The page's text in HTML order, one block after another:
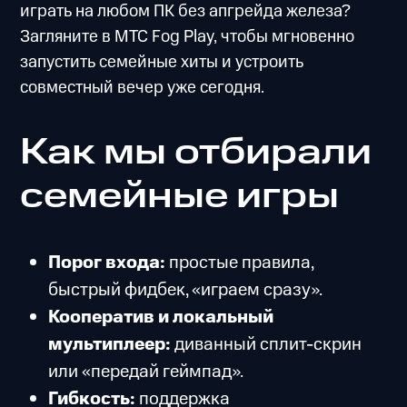
играть на любом ПК без апгрейда железа?
Загляните в МТС Fog Play, чтобы мгновенно
запустить семейные хиты и устроить
совместный вечер уже сегодня.
Как мы отбирали
семейные игры
Порог входа: простые правила,
быстрый фидбек, «играем сразу».
Кооператив и локальный
мультиплеер:диванный сплит-скрин
или «передай геймпад».
Гибкость: поддержка